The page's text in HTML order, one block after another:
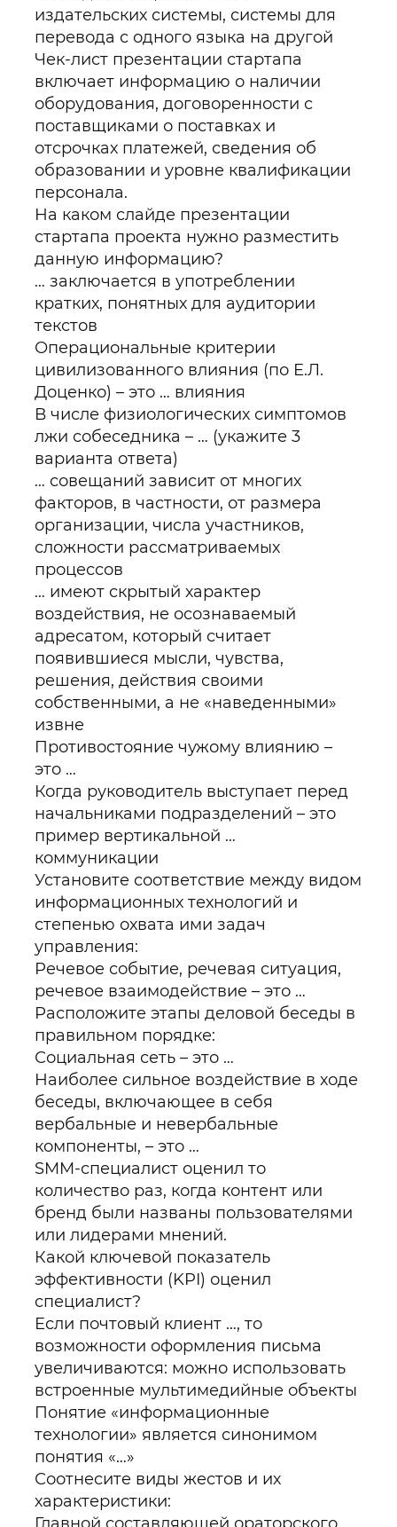
издательских системы, системы для
перевода с одного языка на другой
Чек-лист презентации стартапа
включает информацию о наличии
оборудования, договоренности с
поставщиками о поставках и
отсрочках платежей, сведения об
образовании и уровне квалификации
персонала.
На каком слайде презентации
стартапа проекта нужно разместить
данную информацию?
… заключается в употреблении
кратких, понятных для аудитории
текстов
Операциональные критерии
цивилизованного влияния (по Е.Л.
Доценко) – это … влияния
В числе физиологических симптомов
лжи собеседника – … (укажите 3
варианта ответа)
… совещаний зависит от многих
факторов, в частности, от размера
организации, числа участников,
сложности рассматриваемых
процессов
… имеют скрытый характер
воздействия, не осознаваемый
адресатом, который считает
появившиеся мысли, чувства,
решения, действия своими
собственными, а не «наведенными»
извне
Противостояние чужому влиянию –
это …
Когда руководитель выступает перед
начальниками подразделений – это
пример вертикальной …
коммуникации
Установите соответствие между видом
информационных технологий и
степенью охвата ими задач
управления:
Речевое событие, речевая ситуация,
речевое взаимодействие – это …
Расположите этапы деловой беседы в
правильном порядке:
Социальная сеть – это …
Наиболее сильное воздействие в ходе
беседы, включающее в себя
вербальные и невербальные
компоненты, – это …
SMM-специалист оценил то
количество раз, когда контент или
бренд были названы пользователями
или лидерами мнений.
Какой ключевой показатель
эффективности (KPI) оценил
специалист?
Если почтовый клиент …, то
возможности оформления письма
увеличиваются: можно использовать
встроенные мультимедийные объекты
Понятие «информационные
технологии» является синонимом
понятия «…»
Соотнесите виды жестов и их
характеристики: